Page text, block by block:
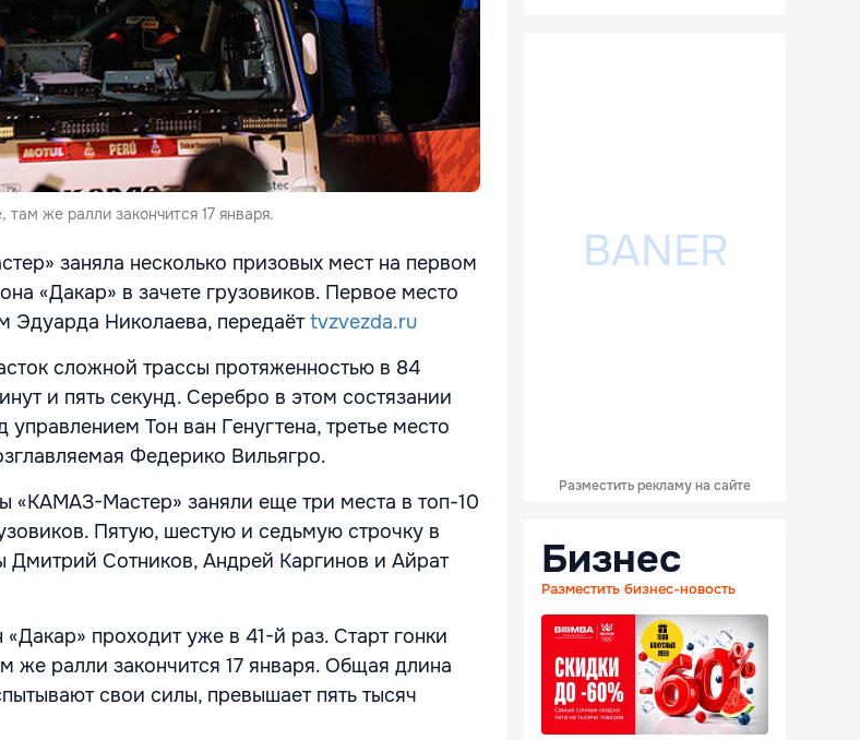
же ралли закончится 17 января.
заняла несколько призовых мест на первом
«Дакар» в зачете грузовиков. Первое место
Эдуарда Николаева, передаётtvzvezda.ru
сложной трассы протяженностью в 84
и пять секунд. Серебро в этом состязании
Тон ван Генугтена, третье место
Федерико Вильягро.
«КАМАЗ-Мастер» заняли еще три места в топ-10
Пятую, шестую и седьмую строчку в
Дмитрий Сотников, Андрей Каргинов и Айрат
проходит уже в 41-й раз. Старт гонки
же ралли закончится 17 января. Общая длина
свои силы, превышает пять тысяч
Разместить рекламу на сайте
Бизнес
Разместить бизнес-новость